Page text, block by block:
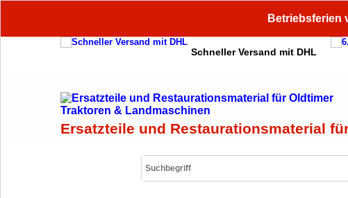
Betriebsferien
Schneller Versand mit DHL
Ersatzteile und Restaurationsmaterial